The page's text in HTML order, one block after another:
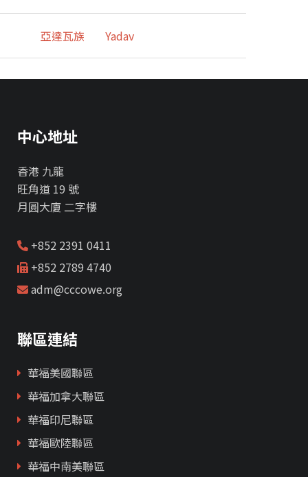
亞達瓦族 Yadav
中心地址
香港 九龍
旺角道 19 號
月圓大廈 二字樓
+852 2391 0411
+852 2789 4740
adm@cccowe.org
聯區連結
華福美國聯區
華福加拿大聯區
華福印尼聯區
華福歐陸聯區
華福中南美聯區